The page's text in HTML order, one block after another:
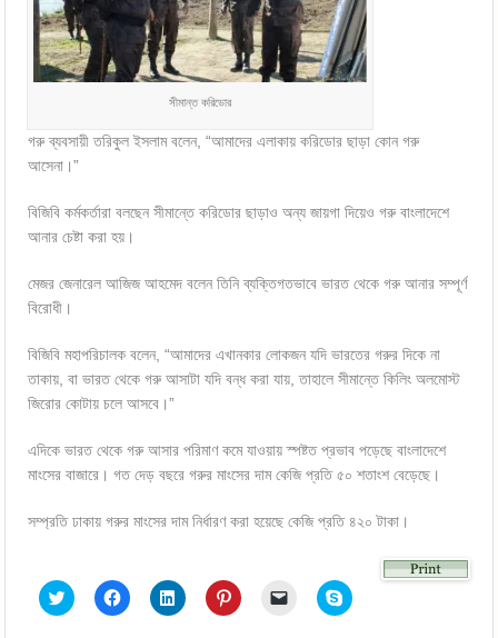
সীমান্ত করিডোর
গরু ব্যবসায়ী তরিকুল ইসলাম বলেন, “আমাদের এলাকায় করিডোর ছাড়া কোন গরু
আসেনা।”
বিজিবি কর্মকর্তারা বলছেন সীমান্তে করিডোর ছাড়াও অন্য জায়গা দিয়েও গরু বাংলাদেশে
আনার চেষ্টা করা হয়।
মেজর জেনারেল আজিজ আহমেদ বলেন তিনি ব্যক্তিগতভাবে ভারত থেকে গরু আনার সম্পূর্ণ
বিরোধী।
বিজিবি মহাপরিচালক বলেন, “আমাদের এখানকার লোকজন যদি ভারতের গরুর দিকে না
তাকায়, বা ভারত থেকে গরু আসাটা যদি বন্ধ করা যায়, তাহালে সীমান্তে কিলিং অলমোস্ট
জিরোর কোটায় চলে আসবে।”
এদিকে ভারত থেকে গরু আসার পরিমাণ কমে যাওয়ায় স্পষ্টত প্রভাব পড়েছে বাংলাদেশে
মাংসের বাজারে। গত দেড় বছরে গরুর মাংসের দাম কেজি প্রতি ৫০ শতাংশ বেড়েছে।
সম্প্রতি ঢাকায় গরুর মাংসের দাম নির্ধারণ করা হয়েছে কেজি প্রতি ৪২০ টাকা।
Click
to
Click
to
Click
to
Click
to
Click Click
to